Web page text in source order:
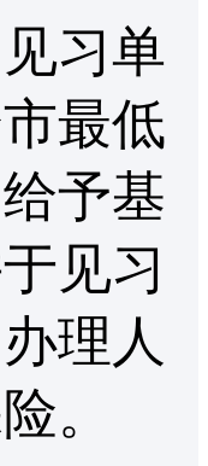
习单
最低
予基
见习
理人
。